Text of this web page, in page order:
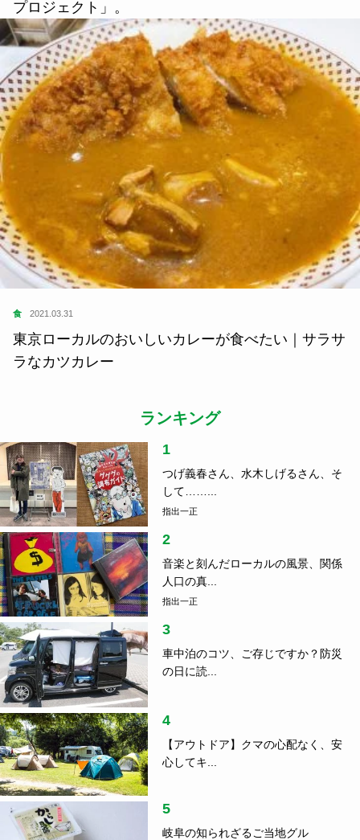
プロジェクト」。
食 2021.03.31
東京ローカルのおいしいカレーが食べたい｜サラサ
ラなカツカレー
ランキング
1
つげ義春さん、水木しげるさん、そ
して……...
指出一正
2
音楽と刻んだローカルの風景、関係
人口の真...
指出一正
3
車中泊のコツ、ご存じですか？防災
の日に読...
4
【アウトドア】クマの心配なく、安
心してキ...
5
岐阜の知られざるご当地グル